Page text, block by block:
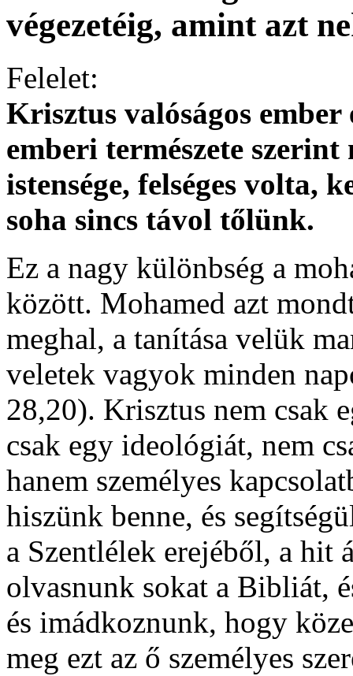
végezetéig, amint azt
Felelet:
Krisztus valóságos ember
emberi természete
istensége, felséges volta,
soha sincs távol tőlünk.
Ez a nagy különbség a
között. Mohamed azt
meghal, a tanítása velük
veletek vagyok minden
28,20). Krisztus nem csak
csak egy ideológiát, nem
hanem személyes
hiszünk benne, és
a Szentlélek erejéből, a hit
olvasnunk sokat a Bibliát,
és imádkoznunk, hogy
meg ezt az ő személyes